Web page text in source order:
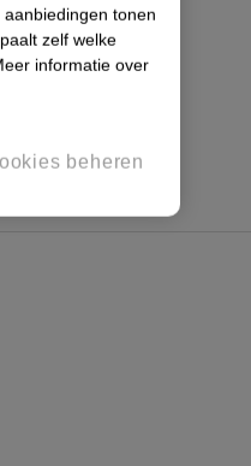
tonen
zelf welke
informatie over
beheren